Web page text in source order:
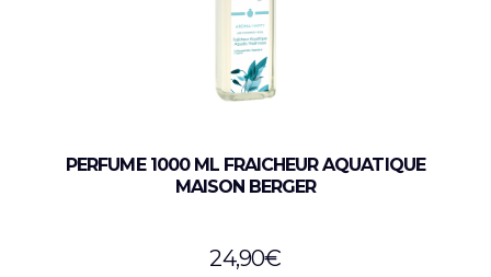
PERFUME 1000 ML FRAICHEUR AQUATIQUE
MAISON BERGER
24,90€